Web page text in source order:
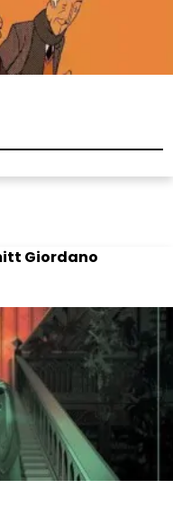
Giordano